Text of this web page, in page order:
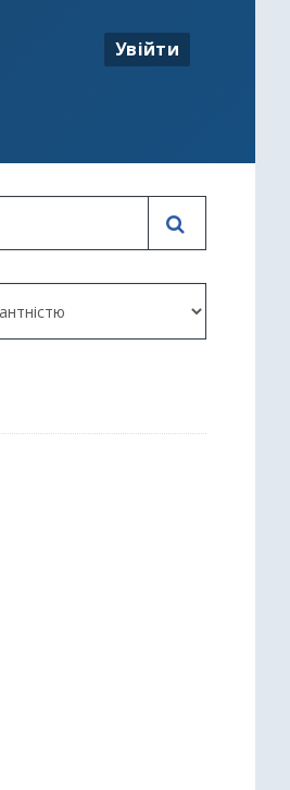
Увійти